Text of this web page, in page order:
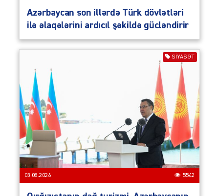
Azərbaycan son illərdə Türk dövlətləri
ilə əlaqələrini ardıcıl şəkildə gücləndirir
SIYASƏT
03.08.2026 5542